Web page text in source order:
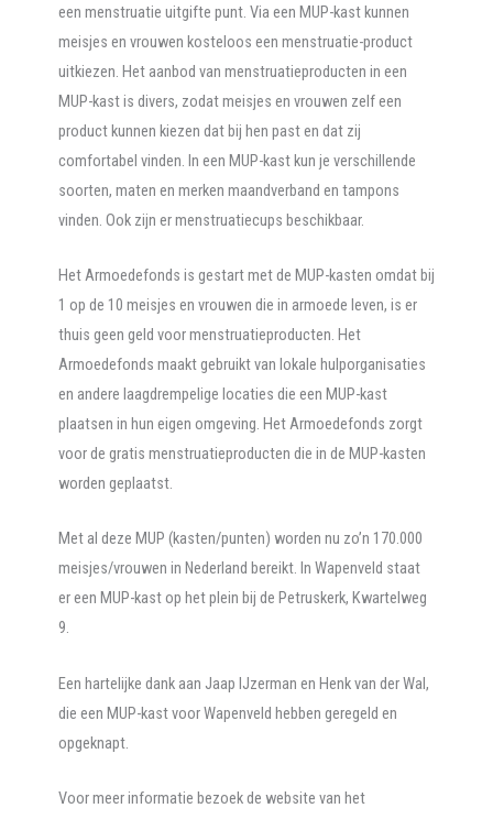
een menstruatie uitgifte punt. Via een MUP-kast kunnen
meisjes en vrouwen kosteloos een menstruatie-product
uitkiezen. Het aanbod van menstruatieproducten in een
MUP-kast is divers, zodat meisjes en vrouwen zelf een
product kunnen kiezen dat bij hen past en dat zij
comfortabel vinden. In een MUP-kast kun je verschillende
soorten, maten en merken maandverband en tampons
vinden. Ook zijn er menstruatiecups beschikbaar.
Het Armoedefonds is gestart met de MUP-kasten omdat bij
1 op de 10 meisjes en vrouwen die in armoede leven, is er
thuis geen geld voor menstruatieproducten. Het
Armoedefonds maakt gebruikt van lokale hulporganisaties
en andere laagdrempelige locaties die een MUP-kast
plaatsen in hun eigen omgeving. Het Armoedefonds zorgt
voor de gratis menstruatieproducten die in de MUP-kasten
worden geplaatst.
Met al deze MUP (kasten/punten) worden nu zo’n 170.000
meisjes/vrouwen in Nederland bereikt. In Wapenveld staat
er een MUP-kast op het plein bij de Petruskerk, Kwartelweg
9.
Een hartelijke dank aan Jaap IJzerman en Henk van der Wal,
die een MUP-kast voor Wapenveld hebben geregeld en
opgeknapt.
Voor meer informatie bezoek de website van het